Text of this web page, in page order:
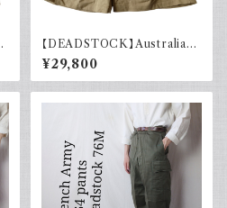
【DEADSTOCK】Australian
army オーストラリア軍 グルカ
ショーツ 40s デッドストック フ
ラッシャー付き ユーロヴィンテ
¥29,800